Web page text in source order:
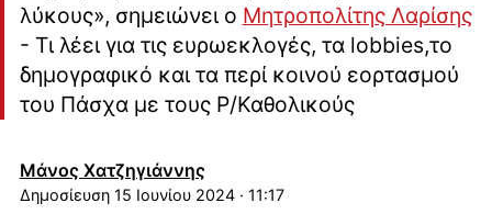
λύκους», σημειώνει ο Μητροπολίτης Λαρίσης
- Τι λέει για τις ευρωεκλογές, τα lobbies,το
δημογραφικό και τα περί κοινού εορτασμού
του Πάσχα με τους Ρ/Καθολικούς
Μάνος Χατζηγιάννης
15 Ιουνίου 2024 · 11:17